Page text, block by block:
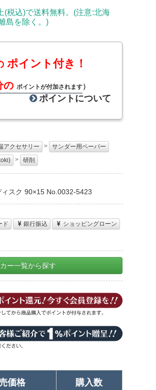
(税込)で送料無料。(注意:北海
島を除く。)
ポイント付き！
のポイントが付加されます）
ポイントについて
アクセサリー
>
サンダー用ペーパー
> 研削
スク 90×15 No.0032-5423
ド 銀行振込
ショッピングローン
ー一覧から探す
価格 購入数